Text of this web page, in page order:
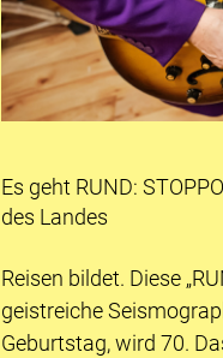
Es geht RUND:
des Landes
Reisen bildet. Diese
geistreiche
Geburtstag, wird 70.